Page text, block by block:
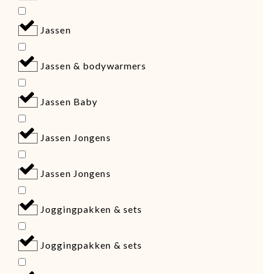
Jassen
Jassen & bodywarmers
Jassen Baby
Jassen Jongens
Jassen Jongens
Joggingpakken & sets
Joggingpakken & sets